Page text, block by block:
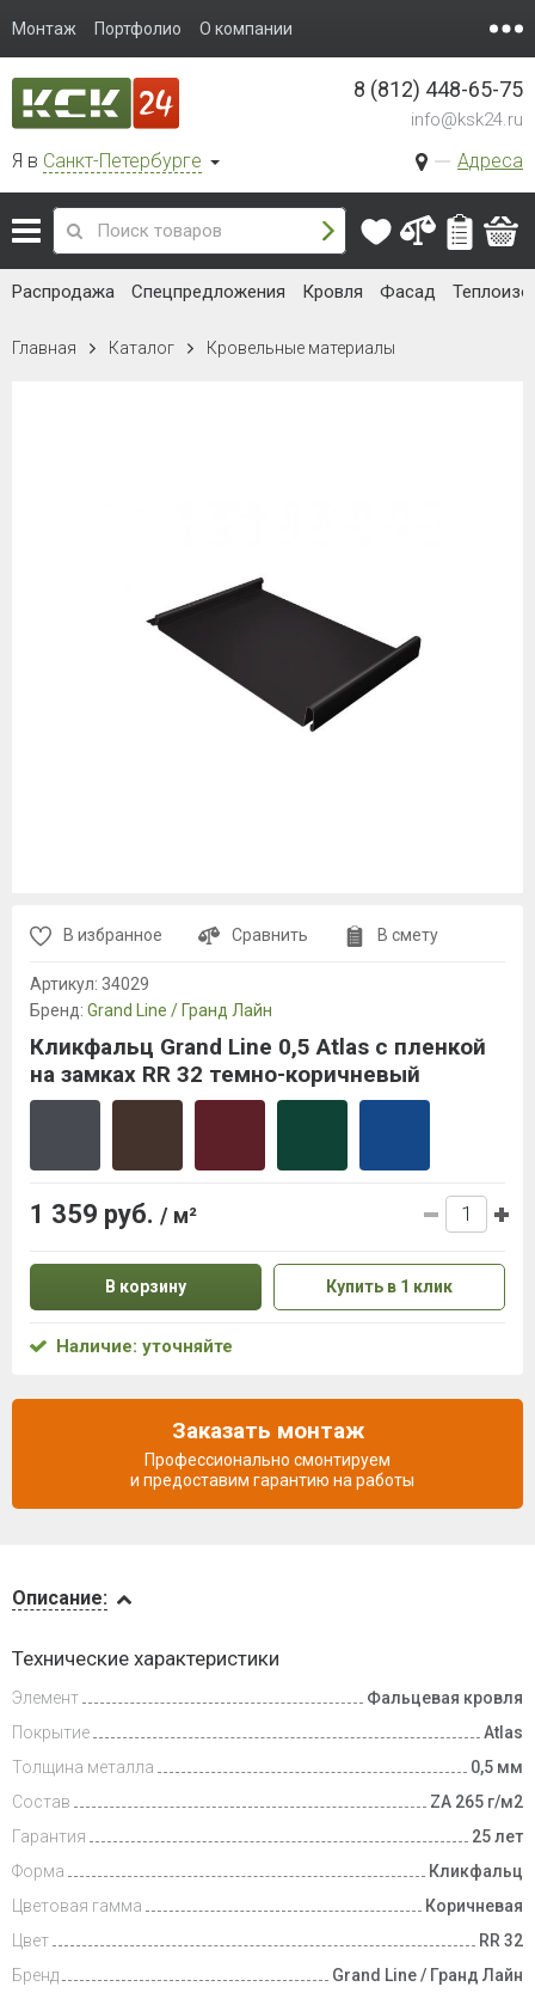
Монтаж Портфолио О компании
Я в Санкт-Петербурге Адреса
8 (812) 448-65-75
info@ksk24.ru
Распродажа Спецпредложения Кровля Фасад
Главная Каталог Кровельные материалы
и оплата
Описание:
Технические характеристики
Элемент
Фальцевая кровля
Покрытие
Atlas
Толщина металла
0,5 мм
Состав
ZA 265 г/м2
Гарантия
25 лет
Форма
Кликфальц
Цветовая гамма
Коричневая
Цвет
RR 32
Бренд
Grand Line / Гранд Лайн
В избранное Сравнить В смету
Артикул: 34029
Бренд: Grand Line / Гранд Лайн
Кликфальц Grand Line 0,5 Atlas с пленкой
на замках RR 32 темно-коричневый
1 359 руб. / м²
В корзину Купить в 1 клик
Наличие: уточняйте
Заказать монтаж
Профессионально смонтируем
и предоставим гарантию на работы